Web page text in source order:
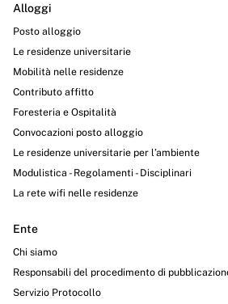
Alloggi
Posto alloggio
Le residenze universitarie
Mobilità nelle residenze
Contributo affitto
Foresteria e Ospitalità
Convocazioni posto alloggio
Le residenze universitarie per l’ambiente
Modulistica - Regolamenti - Disciplinari
La rete wifi nelle residenze
Ente
Chi siamo
Responsabili del procedimento di
Servizio Protocollo